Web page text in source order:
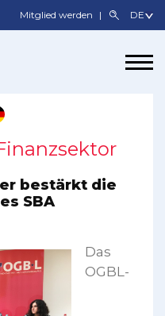
Mitglied werden
bestärkt die
SBA
Das
OGBL-